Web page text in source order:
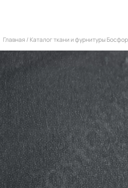
Главная Каталог ткани и фурнитуры Босфор